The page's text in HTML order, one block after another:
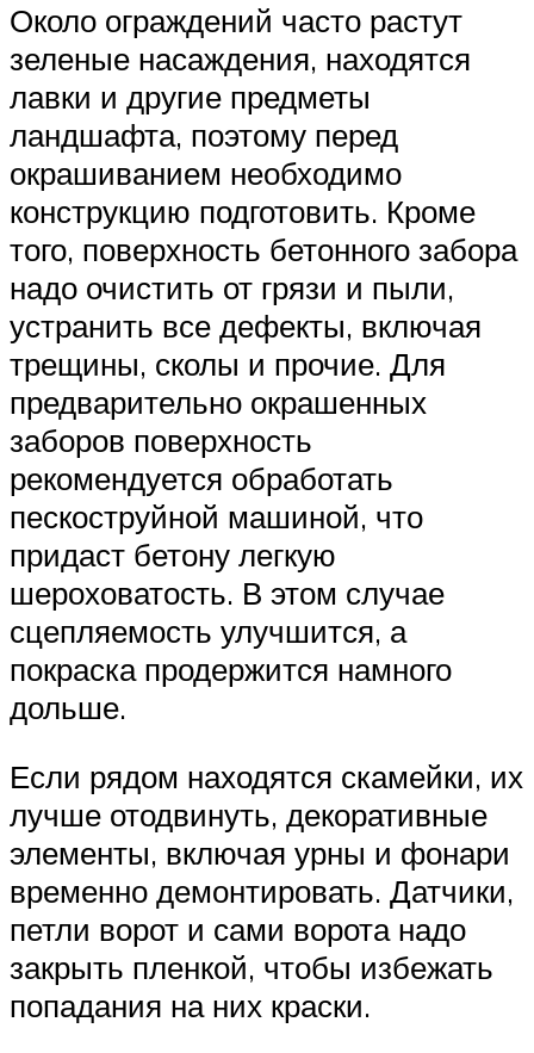
Около ограждений часто растут
зеленые насаждения, находятся
лавки и другие предметы
ландшафта, поэтому перед
окрашиванием необходимо
конструкцию подготовить. Кроме
того, поверхность бетонного забора
надо очистить от грязи и пыли,
устранить все дефекты, включая
трещины, сколы и прочие. Для
предварительно окрашенных
заборов поверхность
рекомендуется обработать
пескоструйной машиной, что
придаст бетону легкую
шероховатость. В этом случае
сцепляемость улучшится, а
покраска продержится намного
дольше.
Если рядом находятся скамейки, их
лучше отодвинуть, декоративные
элементы, включая урны и фонари
временно демонтировать. Датчики,
петли ворот и сами ворота надо
закрыть пленкой, чтобы избежать
попадания на них краски.